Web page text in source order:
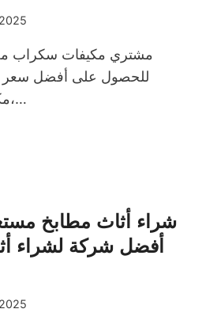
للحصول على أفضل سعر
مكيفات سكراب محترف،…
شراء أثاث مطابخ
أفضل شركة لشراء